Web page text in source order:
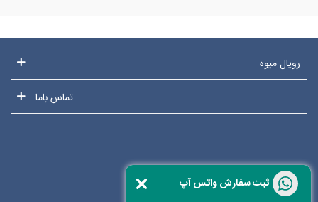
ثبت سفارش واتس آپ
رویال میوه
تماس باما